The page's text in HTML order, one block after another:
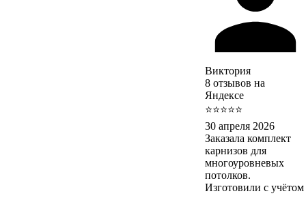
Виктория
8 отзывов на
Яндексе
⭐⭐⭐⭐⭐
30 апреля 2026
Заказала комплект
карнизов для
многоуровневых
потолков.
Изготовили с учётом